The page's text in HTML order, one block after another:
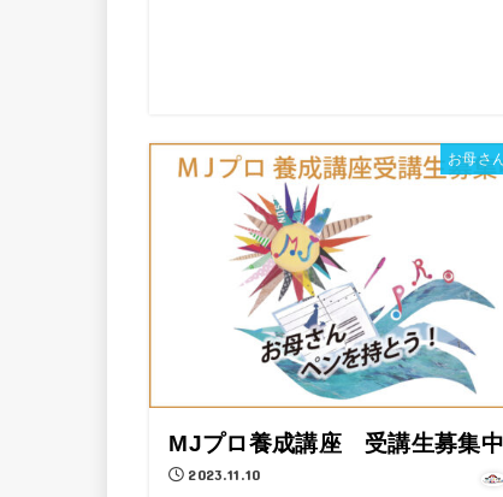
お母さ
MJプロ養成講座 受講生募集中
2023.11.10